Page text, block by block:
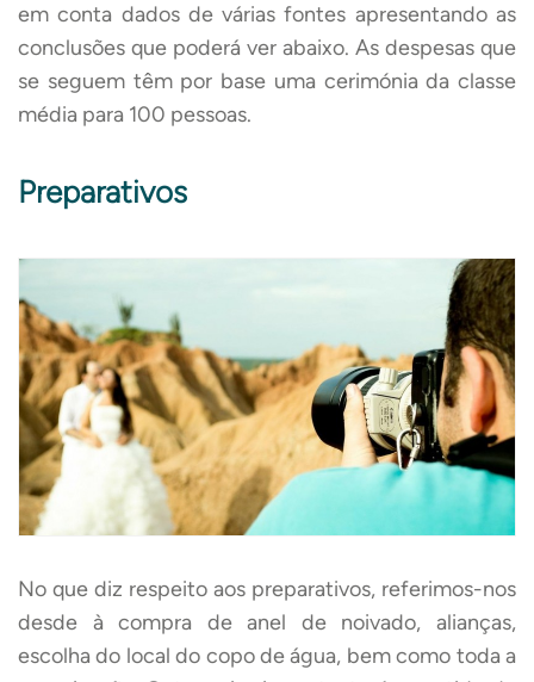
em conta dados de várias fontes apresentando as
conclusões que poderá ver abaixo. As despesas que
se seguem têm por base uma cerimónia da classe
média para 100 pessoas.
Preparativos
No que diz respeito aos preparativos, referimos-nos
desde à compra de anel de noivado, alianças,
escolha do local do copo de água, bem como toda a